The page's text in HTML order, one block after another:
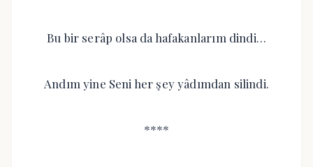
Bu bir serâp olsa da hafakanlarım dindi…
Andım yine Seni her şey yâdımdan silindi.
****